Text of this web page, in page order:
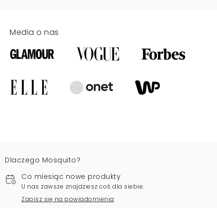
Media o nas
Dlaczego Mosquito?
Co miesiąc nowe produkty
U nas zawsze znajdziesz coś dla siebie.
Zapisz się na powiadomienia